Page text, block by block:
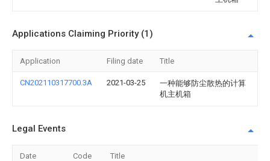
Applications Claiming Priority (1)
Application Filing date Title
CN202110317700.3A 2021-03-25
一种能够防尘散热的计算
机主机箱
Legal Events
Date Code Title